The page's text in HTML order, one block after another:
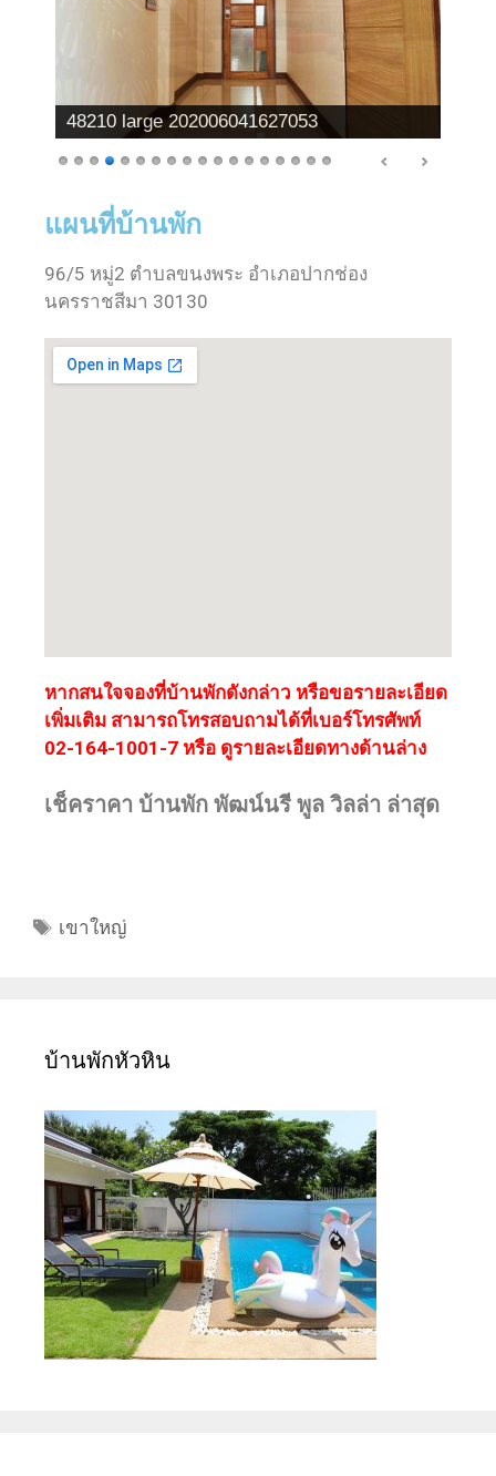
48210 large 202006041627053
แผนที่บ้านพัก
96/5 หมู่2 ตำบลขนงพระ อำเภอปากช่อง
นครราชสีมา 30130
หากสนใจจองที่บ้านพักดังกล่าว หรือขอรายละเอียด
เพิ่มเติม สามารถโทรสอบถามได้ที่เบอร์โทรศัพท์
02-164-1001-7 หรือ ดูรายละเอียดทางด้านล่าง
เช็คราคา บ้านพัก พัฒน์นรี พูล วิลล่า ล่าสุด
เขาใหญ่
บ้านพักหัวหิน